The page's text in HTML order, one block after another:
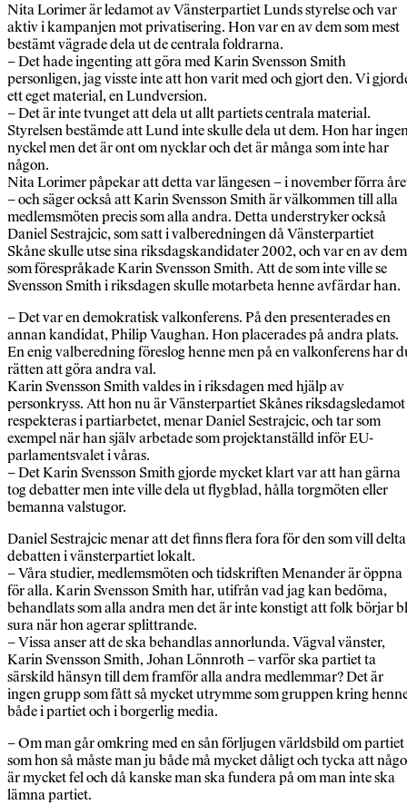
Nita Lorimer är ledamot av Vänsterpartiet Lunds styrelse och var
aktiv i kampanjen mot privatisering. Hon var en av dem som mest
bestämt vägrade dela ut de centrala foldrarna.
– Det hade ingenting att göra med Karin Svensson Smith
personligen, jag visste inte att hon varit med och gjort den. Vi
ett eget material, en Lundversion.
– Det är inte tvunget att dela ut allt partiets centrala material.
Styrelsen bestämde att Lund inte skulle dela ut dem. Hon har
nyckel men det är ont om nycklar och det är många som inte har
någon.
Nita Lorimer påpekar att detta var längesen – i november förra
– och säger också att Karin Svensson Smith är välkommen till alla
medlemsmöten precis som alla andra. Detta understryker också
Daniel Sestrajcic, som satt i valberedningen då Vänsterpartiet
Skåne skulle utse sina riksdagskandidater 2002, och var en av dem
som förespråkade Karin Svensson Smith. Att de som inte ville se
Svensson Smith i riksdagen skulle motarbeta henne avfärdar han.
– Det var en demokratisk valkonferens. På den presenterades en
annan kandidat, Philip Vaughan. Hon placerades på andra plats.
En enig valberedning föreslog henne men på en valkonferens har
rätten att göra andra val.
Karin Svensson Smith valdes in i riksdagen med hjälp av
personkryss. Att hon nu är Vänsterpartiet Skånes riksdagsledamot
respekteras i partiarbetet, menar Daniel Sestrajcic, och tar som
exempel när han själv arbetade som projektanställd inför EU-
parlamentsvalet i våras.
– Det Karin Svensson Smith gjorde mycket klart var att han gärna
tog debatter men inte ville dela ut flygblad, hålla torgmöten eller
bemanna valstugor.
Daniel Sestrajcic menar att det finns flera fora för den som vill
debatten i vänsterpartiet lokalt.
– Våra studier, medlemsmöten och tidskriften Menander är öppna
för alla. Karin Svensson Smith har, utifrån vad jag kan bedöma,
behandlats som alla andra men det är inte konstigt att folk börjar
sura när hon agerar splittrande.
– Vissa anser att de ska behandlas annorlunda. Vägval vänster,
Karin Svensson Smith, Johan Lönnroth – varför ska partiet ta
särskild hänsyn till dem framför alla andra medlemmar? Det är
ingen grupp som fått så mycket utrymme som gruppen kring
både i partiet och i borgerlig media.
– Om man går omkring med en sån förljugen världsbild om partiet
som hon så måste man ju både må mycket dåligt och tycka att
är mycket fel och då kanske man ska fundera på om man inte ska
lämna partiet.